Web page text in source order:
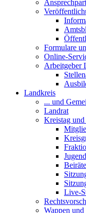
Formulare
Online-
Arbeitgeber
Landkreis
... und
Landrat
Kreistag und
Live-
Wappen und